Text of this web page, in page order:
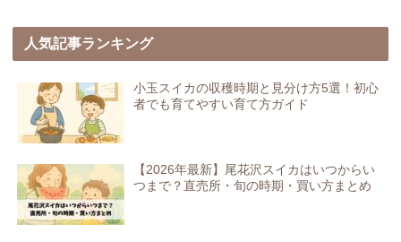
人気記事ランキング
小玉スイカの収穫時期と見分け方5選！初心
者でも育てやすい育て方ガイド
【2026年最新】尾花沢スイカはいつからい
つまで？直売所・旬の時期・買い方まとめ